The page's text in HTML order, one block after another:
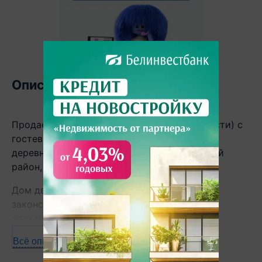
Описание
Продается двухэтажный дом (70% готовности) с
гостевым домом-баней (100% готовность) в
деревне Жуковка, 23.7 км от МКАД, Минский
район, Мядельское направление.
Дом двухквартирный, не достроен,
законсервирован. Общая площадь по СНБ
составляет 169.3 кв.м. Фундамент дома
ленточный независимый на сваях (диаметр свай
30 см, глубина 1.8м, через каждые 1.5м). Стены из
Всё описание